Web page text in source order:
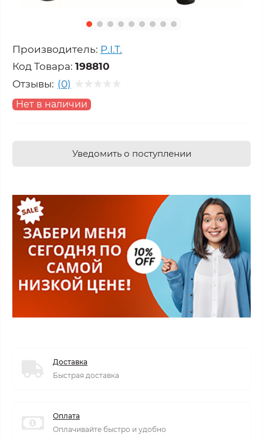
Производитель: P.I.T.
Код Товара: 198810
Отзывы: (0)
Нет в наличии
Уведомить о поступлении
Доставка
Быстрая доставка
Оплата
Оплачивайте быстро и удобно